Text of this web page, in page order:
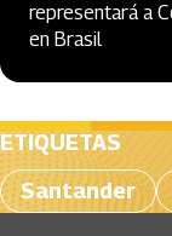
representará a
en Brasil
ETIQUETAS
Santander